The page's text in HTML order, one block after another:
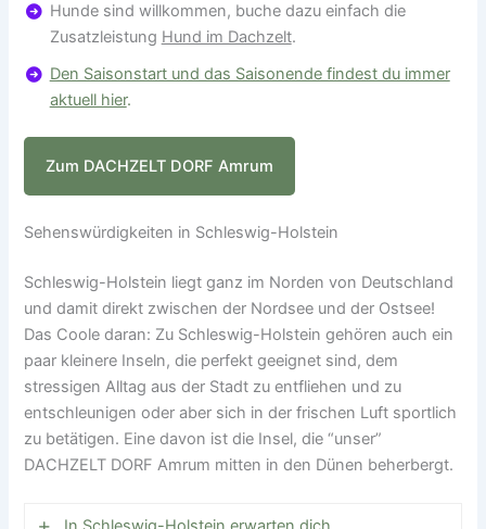
Hunde sind willkommen, buche dazu einfach die
Zusatzleistung Hund im Dachzelt.
Den Saisonstart und das Saisonende findest du immer
aktuell hier.
Zum DACHZELT DORF Amrum
Sehenswürdigkeiten in Schleswig-Holstein
Schleswig-Holstein liegt ganz im Norden von Deutschland
und damit direkt zwischen der Nordsee und der Ostsee!
Das Coole daran: Zu Schleswig-Holstein gehören auch ein
paar kleinere Inseln, die perfekt geeignet sind, dem
stressigen Alltag aus der Stadt zu entfliehen und zu
entschleunigen oder aber sich in der frischen Luft sportlich
zu betätigen. Eine davon ist die Insel, die “unser”
DACHZELT DORF Amrum mitten in den Dünen beherbergt.